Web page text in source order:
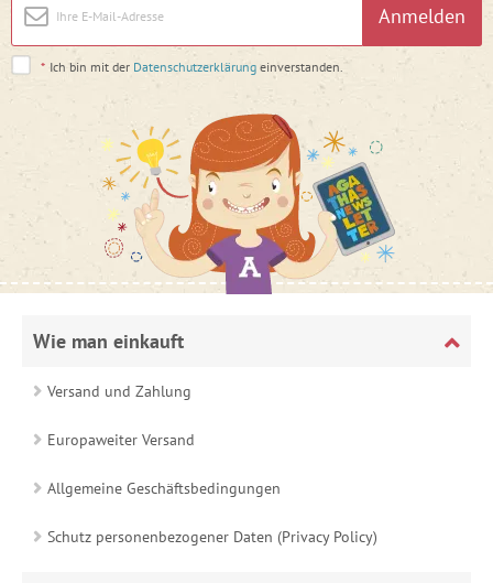
Anmelden
* Ich bin mit der Datenschutzerklärung einverstanden.
Wie man einkauft
Versand und Zahlung
Europaweiter Versand
Allgemeine Geschäftsbedingungen
Schutz personenbezogener Daten (Privacy Policy)